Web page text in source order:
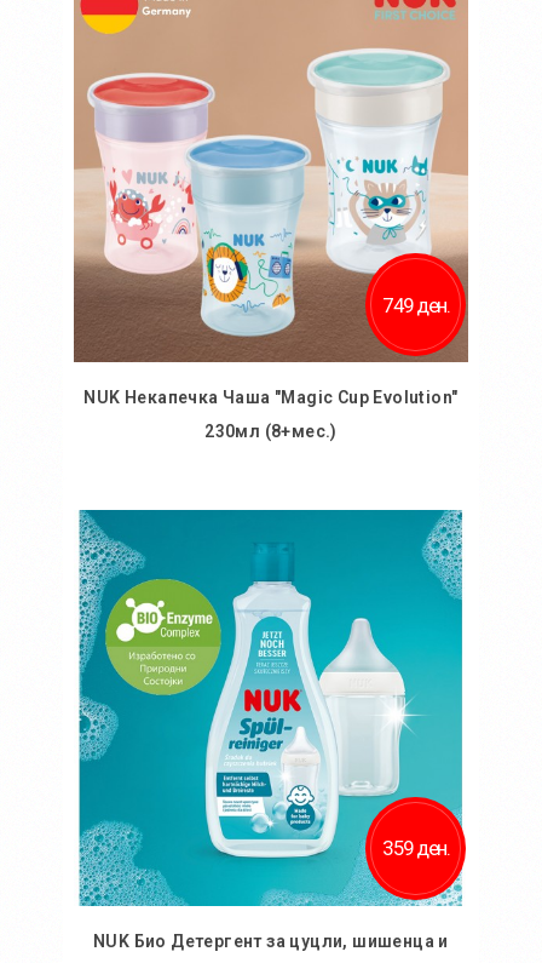
749 ден.
NUK Некапечка Чаша "Magic Cup Evolution"
230мл (8+мес.)
Во кошничка
359 ден.
NUK Био Детергент за цуцли, шишенца и